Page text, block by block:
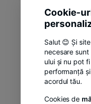
Cookie-
Salut 😊 Și
necesare
ului și nu pot
performanță
acordul tău.
Cookies de